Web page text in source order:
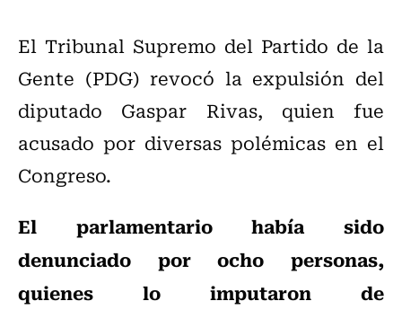
El Tribunal Supremo del Partido de la
Gente (PDG) revocó la expulsión del
diputado Gaspar Rivas, quien fue
acusado por diversas polémicas en el
Congreso.
El parlamentario había sido
denunciado por ocho personas,
quienes lo imputaron de